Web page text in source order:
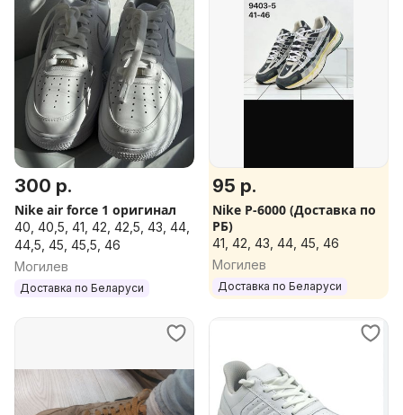
300 р.
Nike air force 1 оригинал
40, 40,5, 41, 42, 42,5, 43, 44,
44,5, 45, 45,5, 46
Могилев
Доставка по Беларуси
95 р.
Nike P-6000 (Доставка по
РБ)
41, 42, 43, 44, 45, 46
Могилев
Доставка по Беларуси